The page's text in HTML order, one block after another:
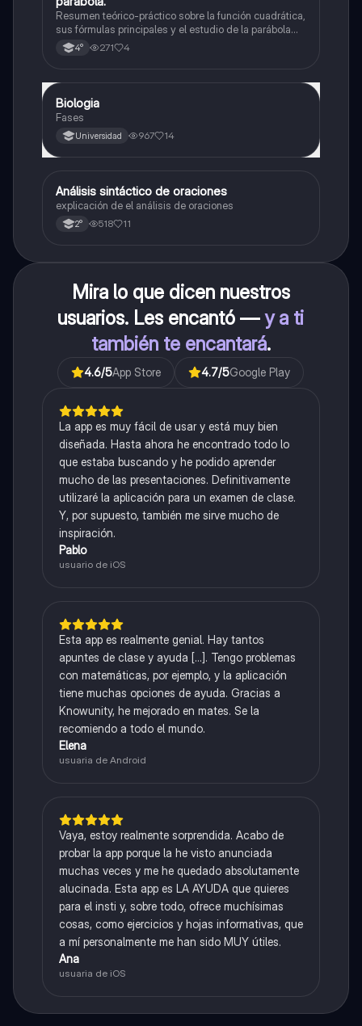
Resumen teórico-práctico sobre la función cuadrática,
sus fórmulas principales y el estudio de la parábola
como representación gráfica.Incluye desarrollo de la
forma general, cálculo de raíces, vértice y elementos
4° 271 4
Biología
Biologia
Fases
Universidad 967 14
Lengua
Análisis sintáctico de oraciones
explicación de el análisis de oraciones
2° 518 11
Mira lo que dicen nuestros
usuarios. Les encantó —y a ti
también te encantará.
4.6/5App Store 4.7/5Google Play
La app es muy fácil de usar y está muy bien
diseñada. Hasta ahora he encontrado todo lo
que estaba buscando y he podido aprender
mucho de las presentaciones. Definitivamente
utilizaré la aplicación para un examen de clase.
Y, por supuesto, también me sirve mucho de
inspiración.
Pablo
usuario de iOS
Esta app es realmente genial. Hay tantos
apuntes de clase y ayuda [...]. Tengo problemas
con matemáticas, por ejemplo, y la aplicación
tiene muchas opciones de ayuda. Gracias a
Knowunity, he mejorado en mates. Se la
recomiendo a todo el mundo.
Elena
usuaria de Android
Vaya, estoy realmente sorprendida. Acabo de
probar la app porque la he visto anunciada
muchas veces y me he quedado absolutamente
alucinada. Esta app es LA AYUDA que quieres
para el insti y, sobre todo, ofrece muchísimas
cosas, como ejercicios y hojas informativas, que
a mí personalmente me han sido MUY útiles.
Ana
usuaria de iOS